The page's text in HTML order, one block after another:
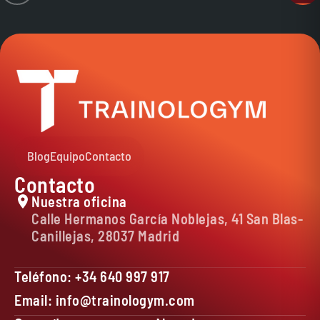
Contacto
Nuestra oficina
Calle Hermanos García Noblejas, 41 San Blas-
Canillejas, 28037 Madrid
Teléfono: +34 640 997 917
Email: info@trainologym.com
BlogEquipoContacto